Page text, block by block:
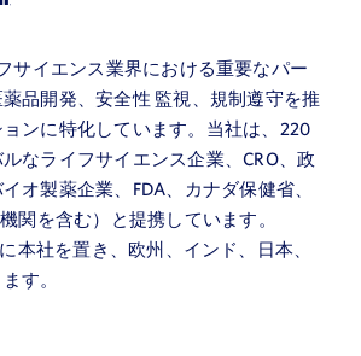
サイエンス業界における重要なパー
薬品開発、安全性 監視、規制遵守を推
ンに特化しています。当社は、220
なライフサイエンス企業、CRO、政
オ製薬企業、FDA、カナダ保健省、
関を含む）と提携しています。
本社を置き、欧州、インド、日本、
す。